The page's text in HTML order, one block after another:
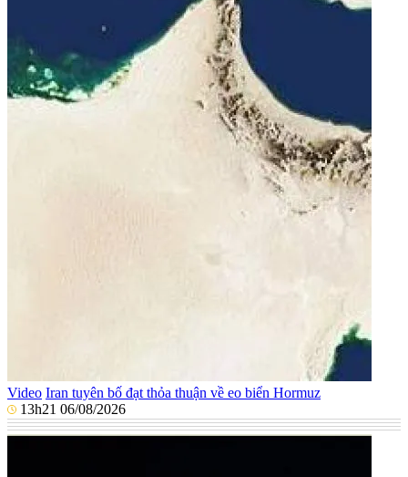
Video Iran tuyên bố đạt thỏa thuận về eo biển Hormuz
13h21 06/08/2026